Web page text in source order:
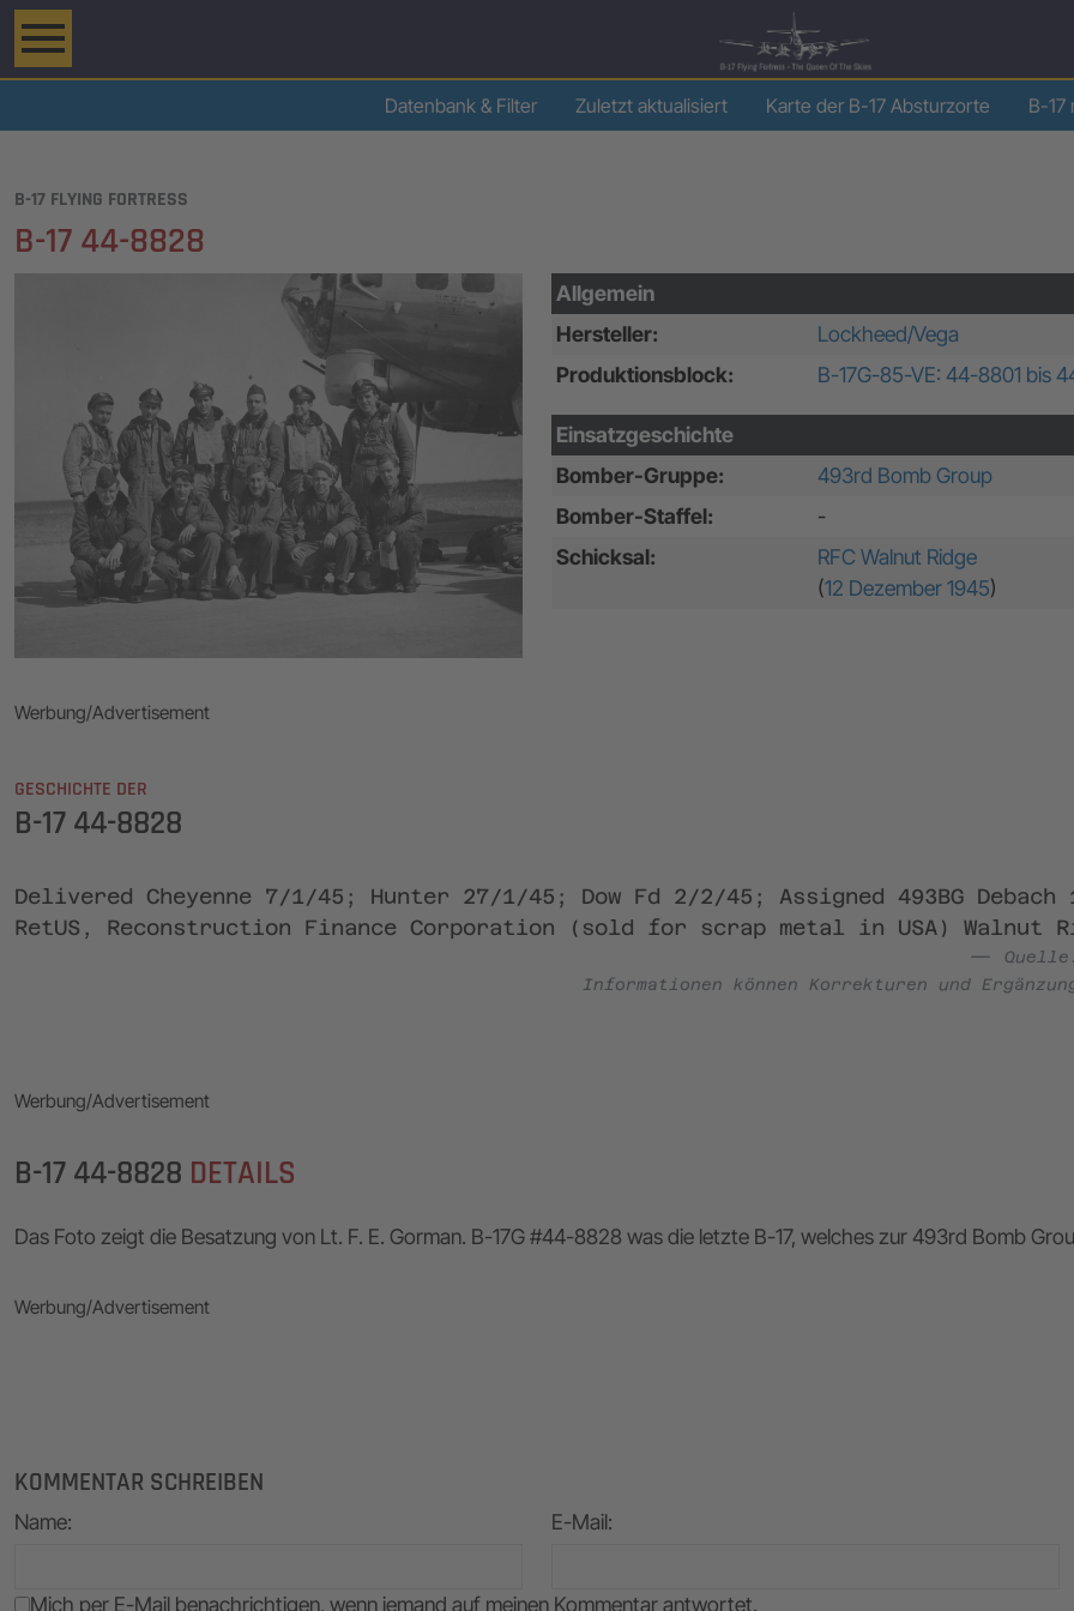
Datenbank & Filter Zuletzt aktualisiert Karte der B-17 Absturzorte B-17
B-17 FLYING FORTRESS
B-17 44-8828
Allgemein
Hersteller:
Lockheed/Vega
Produktionsblock:
B-17G-85-VE: 44-8801 bis
Einsatzgeschichte
Bomber-Gruppe:
493rd Bomb Group
Bomber-Staffel:
-
Schicksal:
RFC Walnut Ridge
(12 Dezember 1945)
Werbung/Advertisement
GESCHICHTE DER
B-17 44-8828
Delivered Cheyenne 7/1/45; Hunter 27/1/45; Dow Fd 2/2/45; Assigned 493BG
RetUS, Reconstruction Finance Corporation (sold for scrap metal in USA) Walnut
Informationen können Korrekturen und
Werbung/Advertisement
B-17 44-8828 DETAILS
Das Foto zeigt die Besatzung von Lt. F. E. Gorman. B-17G #44-8828 was die letzte B-17, welches zur 493rd Bomb
Werbung/Advertisement
KOMMENTAR SCHREIBEN
Name: E-Mail:
Mich per E-Mail benachrichtigen, wenn jemand auf meinen Kommentar antwortet.